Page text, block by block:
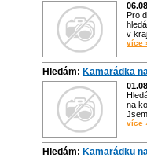
Pro
v
více
Hledám: Kamarádka
na
více
Hledám: Kamarádku